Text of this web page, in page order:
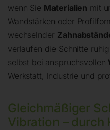
wenn Sie Materialien mit
Wandstärken oder
wechselnder
verlaufen die Schnitte
selbst bei anspruchsvollen
Werkstatt, Industrie und
Gleichmäßiger
Vibration – durch